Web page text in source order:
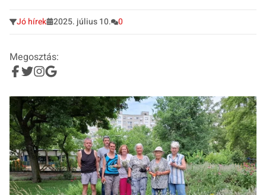
Jó hírek 2025. július 10. 0
Megosztás: